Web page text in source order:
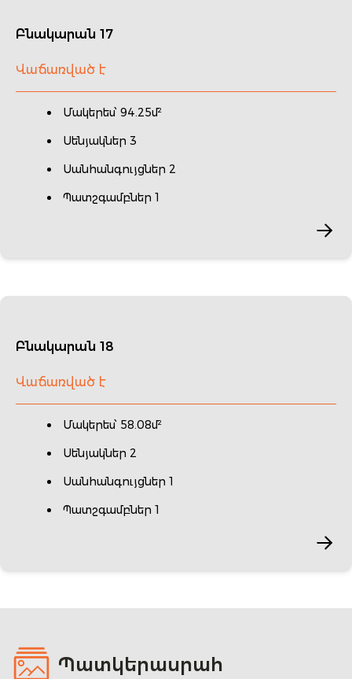
Բնակարան 17
Վաճառված է
Մակերես՝ 94.25մ²
Սենյակներ 3
Սանհանգույցներ 2
Պատշգամբներ 1
Բնակարան 18
Վաճառված է
Մակերես՝ 58.08մ²
Սենյակներ 2
Սանհանգույցներ 1
Պատշգամբներ 1
Պատկերասրահ